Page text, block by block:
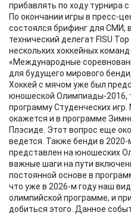
прибавлять по ходу
По окончании игры в пресс-
состоялся брифинг для СМИ,
технический делегат FISU
нескольких хоккейных
«Международные
для будущего мирового
Хоккей с мячом уже был
юношеской Олимпиады-2016,
программу Студенческих
окажется и в программе
Плэсиде. Этот вопрос еще
ведется. Также бенди в 2020-
представлен на юношеских
важные шаги на пути
постоянной основе в
что уже в 2026-м году наш
олимпийской программе, и
добиться этого. Данное